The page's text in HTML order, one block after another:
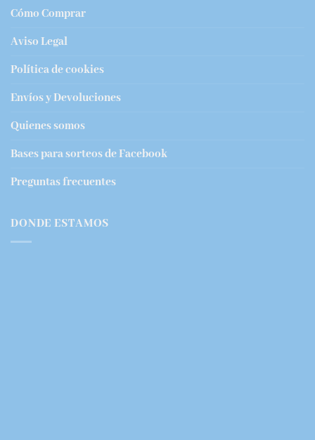
Cómo Comprar
Aviso Legal
Política de cookies
Envíos y Devoluciones
Quienes somos
Bases para sorteos de Facebook
Preguntas frecuentes
DONDE ESTAMOS